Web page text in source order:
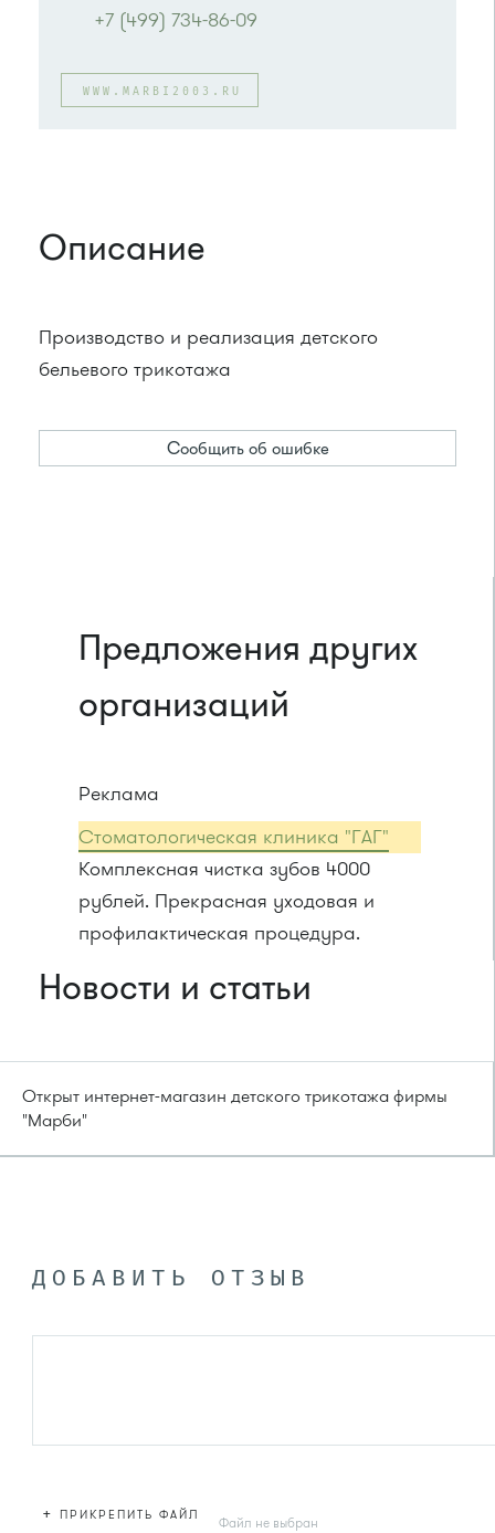
+7 (499) 734-86-09
WWW.MARBI2003.RU
Описание
Производство и реализация детского
бельевого трикотажа
Сообщить об ошибке
Предложения других
организаций
Реклама
Стоматологическая клиника "ГАГ"
Комплексная чистка зубов 4000
рублей. Прекрасная уходовая и
профилактическая процедура.
Новости и статьи
Открыт интернет-магазин детского трикотажа фирмы
"Марби"
ДОБАВИТЬ ОТЗЫВ
+ ПРИКРЕПИТЬ ФАЙЛ Файл не выбран